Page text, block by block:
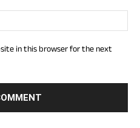
in this browser for the next